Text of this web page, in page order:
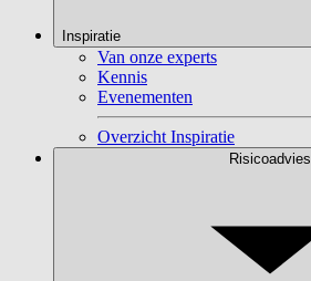
Inspiratie
Van onze experts
Kennis
Evenementen
Overzicht Inspiratie
Risicoadvies